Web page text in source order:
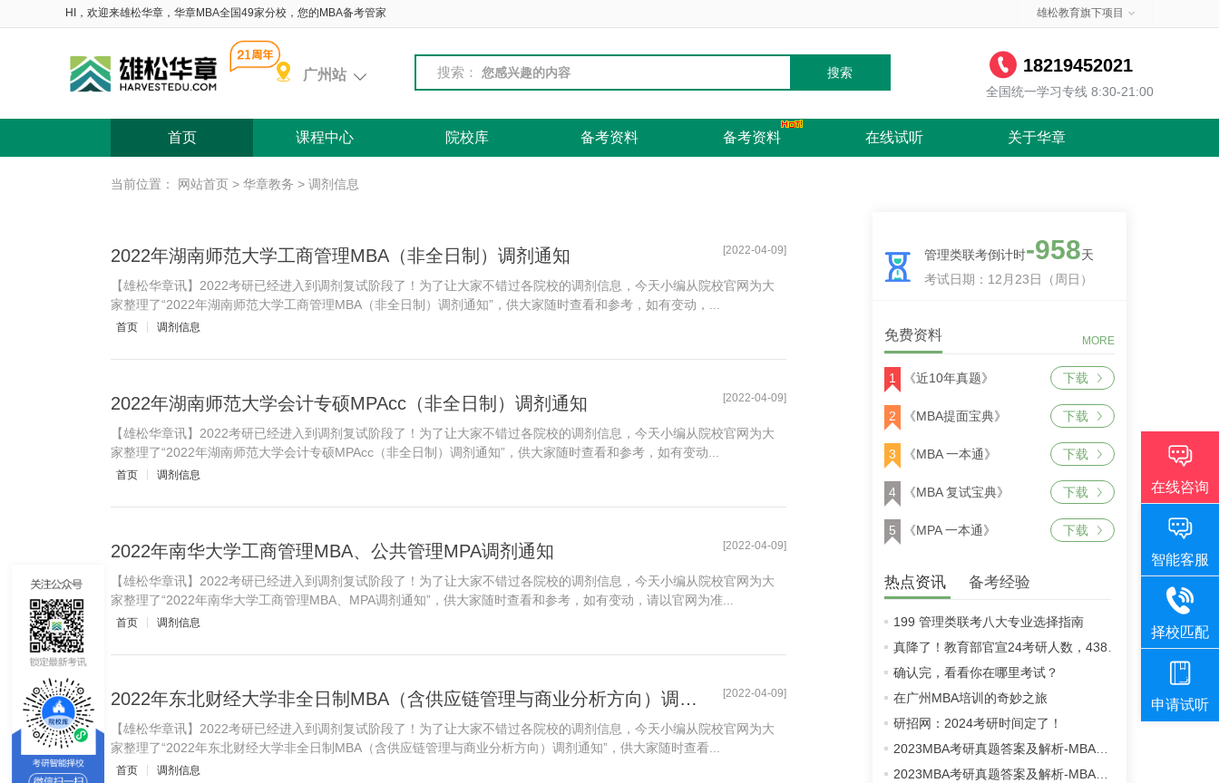
HI，欢迎来雄松华章，华章MBA全国49家分校，您的MBA备考管家 雄松教育旗下项目
广州站 搜索： 搜索 18219452021
全国统一学习专线 8:30-21:00
首页 课程中心 院校库 备考资料 备考资料 在线试听 关于华章
当前位置： 网站首页 > 华章教务 > 调剂信息
2022年湖南师范大学工商管理MBA（非全日制）调剂通知 [2022-04-09]
【雄松华章讯】2022考研已经进入到调剂复试阶段了！为了让大家不错过各院校的调剂信息，今天小编从院校官网为大
家整理了“2022年湖南师范大学工商管理MBA（非全日制）调剂通知”，供大家随时查看和参考，如有变动，...
首页 调剂信息
2022年湖南师范大学会计专硕MPAcc（非全日制）调剂通知 [2022-04-09]
【雄松华章讯】2022考研已经进入到调剂复试阶段了！为了让大家不错过各院校的调剂信息，今天小编从院校官网为大
家整理了“2022年湖南师范大学会计专硕MPAcc（非全日制）调剂通知”，供大家随时查看和参考，如有变动...
首页 调剂信息
2022年南华大学工商管理MBA、公共管理MPA调剂通知 [2022-04-09]
【雄松华章讯】2022考研已经进入到调剂复试阶段了！为了让大家不错过各院校的调剂信息，今天小编从院校官网为大
家整理了“2022年南华大学工商管理MBA、MPA调剂通知”，供大家随时查看和参考，如有变动，请以官网为准...
首页 调剂信息
2022年东北财经大学非全日制MBA（含供应链管理与商业分析方向）调剂通知 [2022-04-09]
【雄松华章讯】2022考研已经进入到调剂复试阶段了！为了让大家不错过各院校的调剂信息，今天小编从院校官网为大
家整理了“2022年东北财经大学非全日制MBA（含供应链管理与商业分析方向）调剂通知”，供大家随时查看...
首页 调剂信息
管理类联考倒计时-958天
考试日期：12月23日（周日）
免费资料 MORE
1 《近10年真题》 下载
2 《MBA提面宝典》 下载
3 《MBA 一本通》 下载
4 《MBA 复试宝典》 下载
5 《MPA 一本通》 下载
热点资讯 备考经验
199 管理类联考八大专业选择指南
真降了！教育部官宣24考研人数，438万！
确认完，看看你在哪里考试？
在广州MBA培训的奇妙之旅
研招网：2024考研时间定了！
2023MBA考研真题答案及解析-MBA英语二真题解析（雄松华章文字版）
2023MBA考研真题答案及解析-MBA数学真题解析（雄松华章文字版）